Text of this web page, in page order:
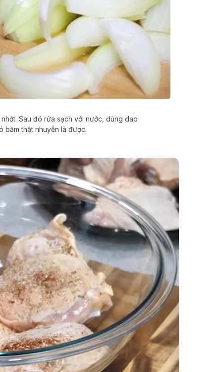
Sau đó rửa sạch với nước, dùng dao
băm thật nhuyễn là được.